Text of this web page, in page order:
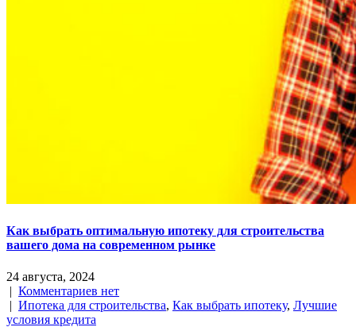
Как выбрать оптимальную ипотеку для строительства
вашего дома на современном рынке
24 августа, 2024
| Комментариев нет
| Ипотека для строительства, Как выбрать ипотеку, Лучшие
условия кредита